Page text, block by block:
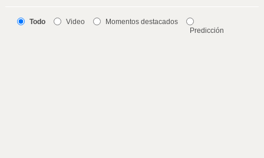
Todo Video
Momentos destacados
Predicción